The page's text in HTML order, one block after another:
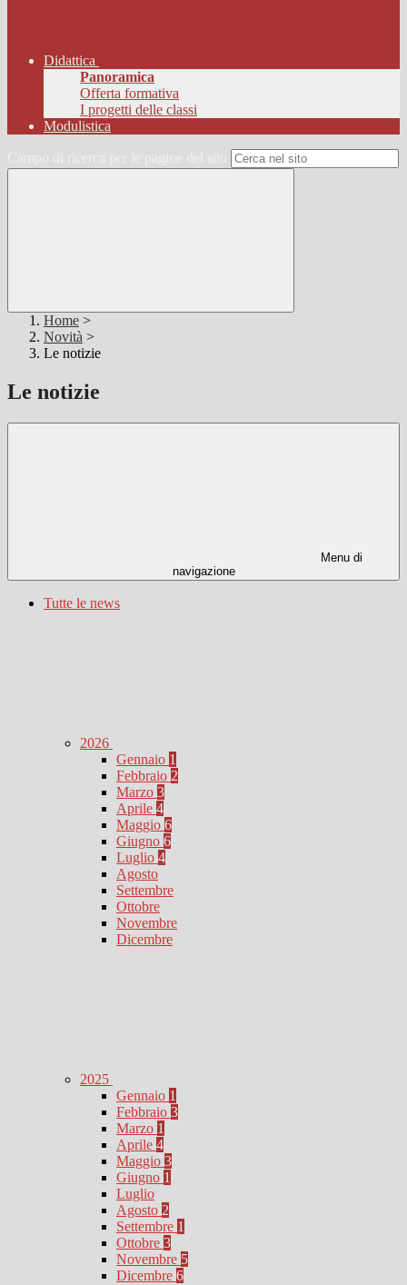
Didattica
Panoramica
Offerta formativa
I progetti delle classi
Modulistica
Home >
Novità >
Le notizie
Le notizie
Menu di
navigazione
Tutte le news
2026
Gennaio 1
Febbraio 2
Marzo 3
Aprile 4
Maggio 6
Giugno 6
Luglio 4
Agosto
Settembre
Ottobre
Novembre
Dicembre
2025
Gennaio 1
Febbraio 3
Marzo 1
Aprile 4
Maggio 3
Giugno 1
Luglio
Agosto 2
Settembre 1
Ottobre 3
Novembre 5
Dicembre 6